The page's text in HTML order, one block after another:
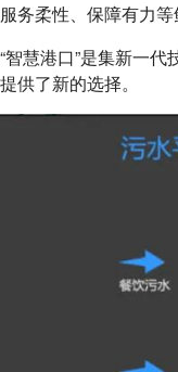
服务柔性、保障有力等
“智慧港口”是集新一
提供了新的选择。